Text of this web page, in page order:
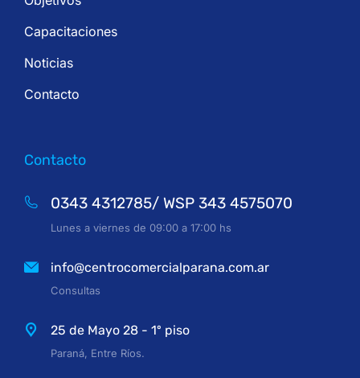
Capacitaciones
Noticias
Contacto
Contacto
0343 4312785/ WSP 343 4575070
Lunes a viernes de 09:00 a 17:00 hs
info@centrocomercialparana.com.ar
Consultas
25 de Mayo 28 - 1º piso
Paraná, Entre Ríos.